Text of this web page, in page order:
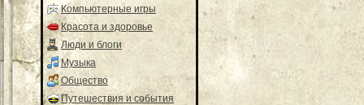
Компьютерные игры
Красота и здоровье
Люди и блоги
Музыка
Общество
Путешествия и события